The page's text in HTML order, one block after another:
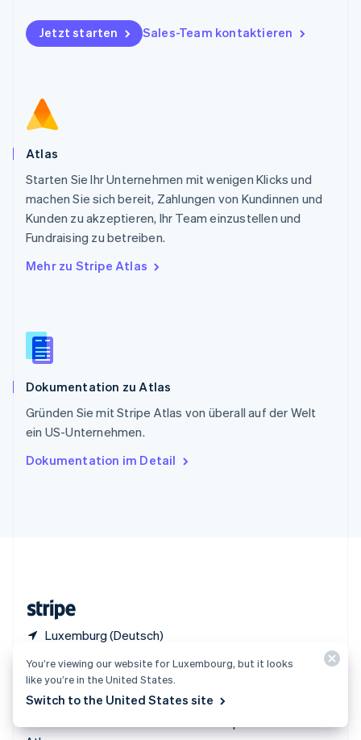
Jetzt starten Sales-Team kontaktieren
Atlas
Starten Sie Ihr Unternehmen mit wenigen Klicks und
machen Sie sich bereit, Zahlungen von Kundinnen und
Kunden zu akzeptieren, Ihr Team einzustellen und
Fundraising zu betreiben.
Mehr zu Stripe Atlas
Dokumentation zu Atlas
Gründen Sie mit Stripe Atlas von überall auf der Welt
ein US-Unternehmen.
Dokumentation im Detail
Luxemburg (Deutsch)
DeutschEnglish
Polen
English
Schweden
Svenska
Deutsch FrançaisItalianoEnglish
Singapur
English简体中文
Slowakei
Slowenien
English
Spanien
Thailand
Tschechische Republik
English
English
Produkte und
Preisinformationen
Lösungen
Unternehmen
You’re viewing our website for Luxembourg, but it looks
like you’re in the United States.
Switch to the United States site